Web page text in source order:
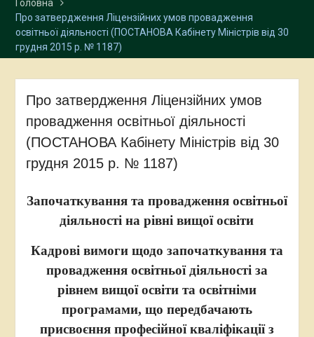
Головна
Про затвердження Ліцензійних умов провадження
освітньої діяльності (ПОСТАНОВА Кабінету Міністрів від 30
грудня 2015 р. № 1187)
Про затвердження Ліцензійних умов
провадження освітньої діяльності
(ПОСТАНОВА Кабінету Міністрів від 30
грудня 2015 р. № 1187)
Започаткування та провадження освітньої
діяльності на рівні вищої освіти
Кадрові вимоги щодо започаткування та
провадження освітньої діяльності за
рівнем вищої освіти та освітніми
програмами, що передбачають
присвоєння професійної кваліфікації з